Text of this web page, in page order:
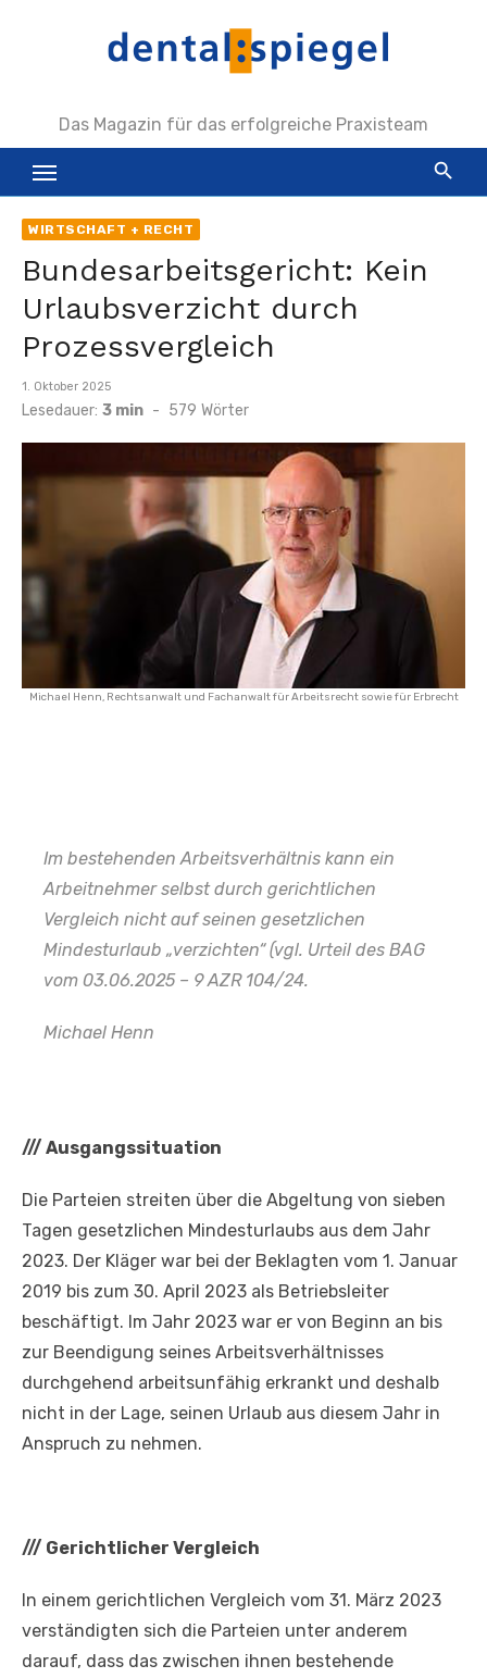
Das Magazin für das erfolgreiche Praxisteam
WIRTSCHAFT + RECHT
Bundesarbeitsgericht: Kein
Urlaubsverzicht durch
Prozessvergleich
Veröffentlicht
am
1. Oktober 2025
Lesedauer: 3 min - 579 Wörter
Michael Henn, Rechtsanwalt und Fachanwalt für Arbeitsrecht sowie für Erbrecht
Im bestehenden Arbeitsverhältnis kann ein
Arbeitnehmer selbst durch gerichtlichen
Vergleich nicht auf seinen gesetzlichen
Mindesturlaub „verzichten“ (vgl. Urteil des BAG
vom 03.06.2025 – 9 AZR 104/24.
Michael Henn
/// Ausgangssituation
Die Parteien streiten über die Abgeltung von sieben
Tagen gesetzlichen Mindesturlaubs aus dem Jahr
2023. Der Kläger war bei der Beklagten vom 1. Januar
2019 bis zum 30. April 2023 als Betriebsleiter
beschäftigt. Im Jahr 2023 war er von Beginn an bis
zur Beendigung seines Arbeitsverhältnisses
durchgehend arbeitsunfähig erkrankt und deshalb
nicht in der Lage, seinen Urlaub aus diesem Jahr in
Anspruch zu nehmen.
/// Gerichtlicher Vergleich
In einem gerichtlichen Vergleich vom 31. März 2023
verständigten sich die Parteien unter anderem
darauf, dass das zwischen ihnen bestehende